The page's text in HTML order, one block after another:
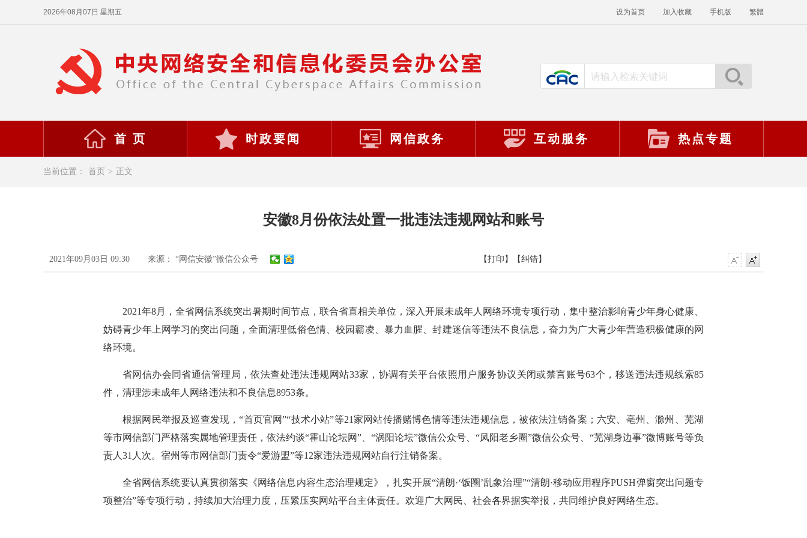
2026年08月07日 星期五 设为首页 加入收藏 手机版 繁體
首 页 时政要闻 网信政务 互动服务 热点专题
当前位置： 首页 > 正文
安徽8月份依法处置一批违法违规网站和账号
2021年09月03日 09:30 来源： “网信安徽”微信公众号 【打印】 【纠错】
2021年8月，全省网信系统突出暑期时间节点，联合省直相关单位，深入开展未成年人网络环境专项行动，集中整治影响青少年身心健康、
妨碍青少年上网学习的突出问题，全面清理低俗色情、校园霸凌、暴力血腥、封建迷信等违法不良信息，奋力为广大青少年营造积极健康的网
络环境。
省网信办会同省通信管理局，依法查处违法违规网站33家，协调有关平台依照用户服务协议关闭或禁言账号63个，移送违法违规线索85
件，清理涉未成年人网络违法和不良信息8953条。
根据网民举报及巡查发现，“首页官网”“技术小站”等21家网站传播赌博色情等违法违规信息，被依法注销备案；六安、亳州、滁州、芜湖
等市网信部门严格落实属地管理责任，依法约谈“霍山论坛网” 、“涡阳论坛”微信公众号、“凤阳老乡圈”微信公众号、“芜湖身边事”微博账号等负
责人31人次。宿州等市网信部门责令“爱游盟”等12家违法违规网站自行注销备案。
全省网信系统要认真贯彻落实《网络信息内容生态治理规定》，扎实开展“清朗·‘饭圈’乱象治理”“清朗·移动应用程序PUSH弹窗突出问题专
项整治”等专项行动，持续加大治理力度，压紧压实网站平台主体责任。欢迎广大网民、社会各界据实举报，共同维护良好网络生态。